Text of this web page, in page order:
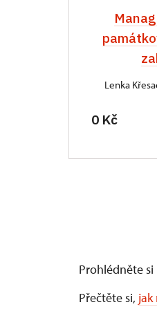
Lenka
0 Kč
Prohlédněte si
Přečtěte si, jak